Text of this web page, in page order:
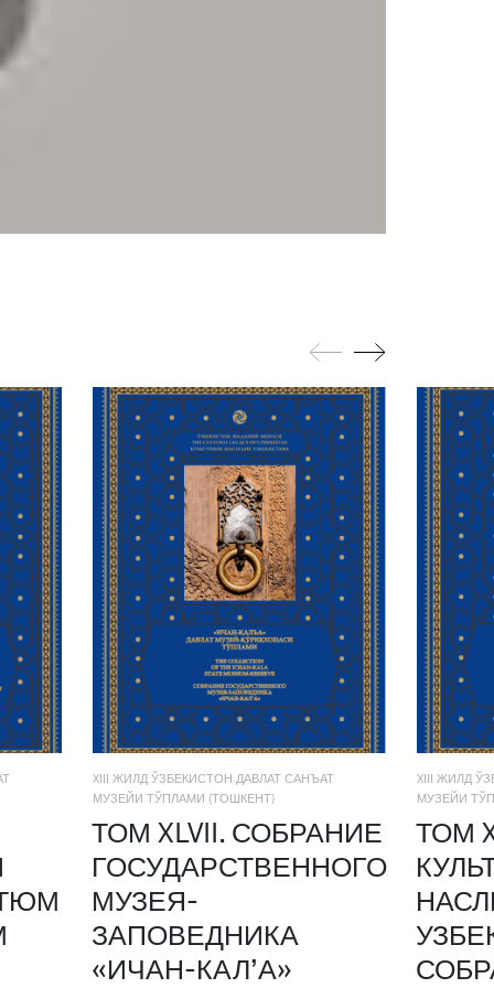
XIII ЖИЛД ЎЗБЕКИСТОН ДАВЛАТ САНЪАТ
МУЗЕЙИ ТЎПЛАМИ (ТОШКЕНТ)
ТОМ XLVII. СОБРАНИЕ
ГОСУДАРСТВЕННОГО
МУЗЕЯ-
ЗАПОВЕДНИКА
«ИЧАН-КАЛ’А»
XIII ЖИЛД
МУЗЕЙИ
ТОМ